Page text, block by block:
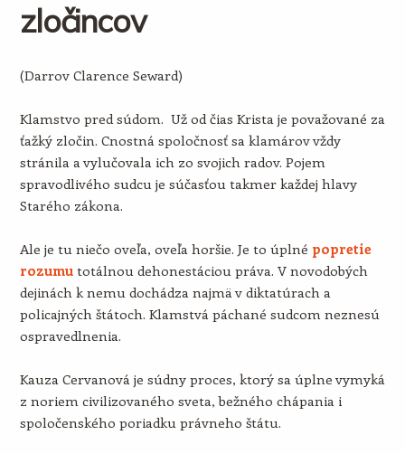
zločincov
(Darrov Clarence Seward)
Klamstvo pred súdom. Už od čias Krista je považované za
ťažký zločin. Cnostná spoločnosť sa klamárov vždy
stránila a vylučovala ich zo svojich radov. Pojem
spravodlivého sudcu je súčasťou takmer každej hlavy
Starého zákona.
Ale je tu niečo oveľa, oveľa horšie. Je to úplné popretie
rozumutotálnou dehonestáciou práva. V novodobých
dejinách k nemu dochádza najmä v diktatúrach a
policajných štátoch. Klamstvá páchané sudcom neznesú
ospravedlnenia.
Kauza Cervanová je súdny proces, ktorý sa úplne vymyká
z noriem civilizovaného sveta, bežného chápania i
spoločenského poriadku právneho štátu.